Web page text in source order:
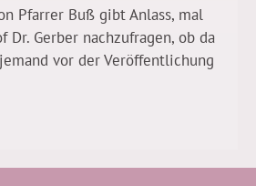
Pfarrer Buß gibt Anlass, mal
Dr. Gerber nachzufragen, ob da
vor der Veröffentlichung